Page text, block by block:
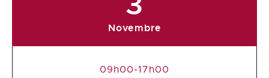
Novembre
09h00-17h00